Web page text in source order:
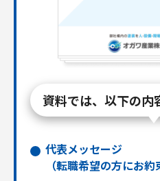
資料では、以下の内
代表メッセージ
（転職希望の方にお